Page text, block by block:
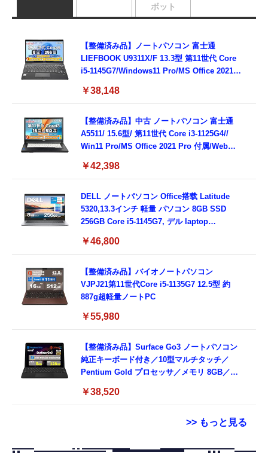
【整備済み品】ノートパソコン 富士通
LIEFBOOK U9311X/F 13.3型 第11世代 Core
i5-1145G7/Windows11 Pro/MS Office 2021搭
Type-C/360度回転対応/有線静音マウス付
8GB,SSD256GB)
￥38,148
【整備済み品】中古 ノートパソコン 富士通
A5511/ 15.6型/ 第11世代 Core i3-1125G4//
Win11 Pro/MS Office 2021 Pro 付属/Webカ
3.0)/ 有線静音マウス付属/ 180日保証（メモリ
￥42,398
DELL ノートパソコン Office搭载 Latitude
5320,13.3インチ 軽量 パソコン 8GB SSD
256GB Core i5-1145G7, デル laptop
ド付き (整備済み品)
￥46,800
【整備済み品】バイオノートパソコン
VJPJ21第11世代Core i5-1135G7 12.5型 約
887g超軽量ノートPC
￥55,980
【整備済み品】Surface Go3 ノートパソコン
純正キーボード付き／10型マルチタッチ／
Pentium Gold プロセッサ／メモリ 8GB／
Bluetooth5.0／USB-C／1080p顔認証カメラ
￥38,520
>> もっと見る
ボット